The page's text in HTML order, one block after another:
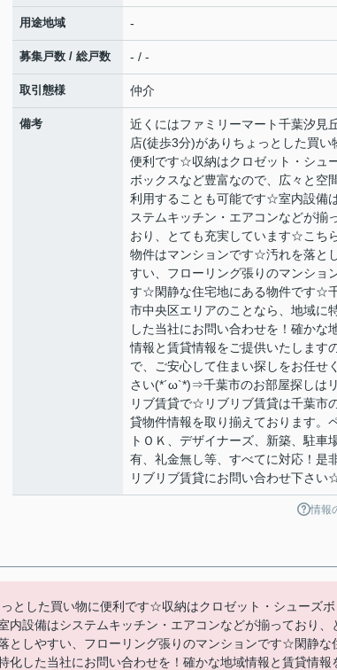
用途地域 -
募集戸数 / 総戸数 - / -
取引態様 仲介
備考
近くにはファミリーマート千葉汐見
店(徒歩3分)がありちょっとした買い
便利です☆収納はクロゼット・シュ
ボックスなど豊富なので、広々と空
利用することも可能です☆室内設備
ステムキッチン・エアコンなどが揃
おり、とても充実しています☆こち
物件はマンションです☆汚れを落と
すい、フローリング張りのマンショ
す☆閑静な住宅地にある物件です☆
市中央区エリアのことなら、地域に
した当社にお問い合わせを！確かな
情報と賃貸情報をご提供いたします
で、ご安心して住まい探しをお任せ
さい(*´ω`*)⇒千葉市のお部屋探しは
リブ賃貸で☆リブリブ賃貸は千葉市
貸物件情報を取り揃えております。
トＯＫ、デザイナーズ、新築、駐車
有、礼金無し等、すべてに対応！是非
リブリブ賃貸にお問い合わせ下さい
情報
とした買い物に便利です☆収納はクロゼット・シューズボ
設備はシステムキッチン・エアコンなどが揃っており、
しやすい、フローリング張りのマンションです☆閑静な
した当社にお問い合わせを！確かな地域情報と賃貸情報